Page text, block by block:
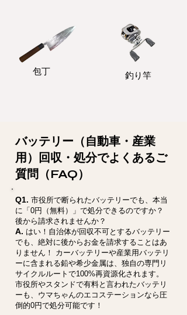
包丁 釣り竿
バッテリー（自動車・産業
用）回収・処分でよくあるご
質問（FAQ）
Q1. 市役所で断られたバッテリーでも、本当
に「0円（無料）」で処分できるのですか？
後から請求されませんか？
A. はい！自治体が回収不可とするバッテリー
でも、絶対に後からお金を請求することはあ
りません！ カーバッテリーや産業用バッテリ
ーに含まれる鉛や希少金属は、独自の専門リ
サイクルルートで100%再資源化されます。
市役所やスタンドで有料と言われたバッテリ
ーも、ウマちゃんのエコステーションなら圧
倒的0円で処分可能です！